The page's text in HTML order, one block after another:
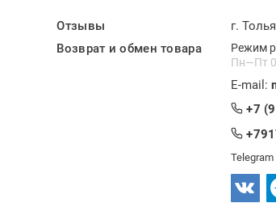
Отзывы
Возврат и обмен товара
г.
Режим
Пн—Пт
E-mail:
+7
Telegram